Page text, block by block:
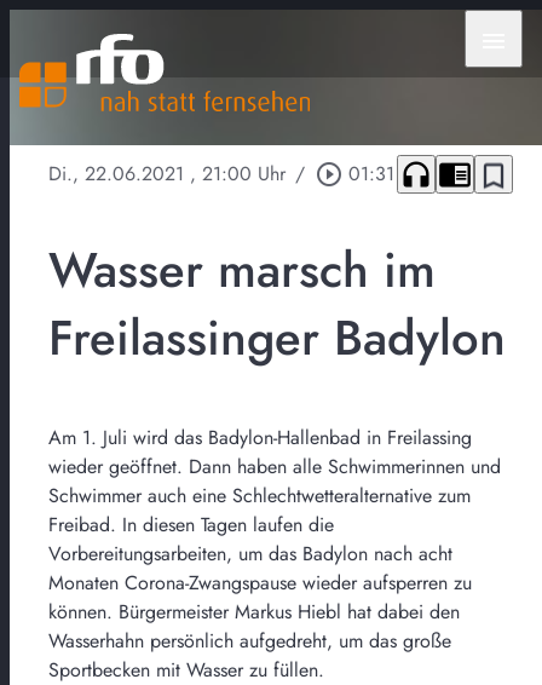
Di., 22.06.2021 , 21:00 Uhr / play_circle_outline 01:31 headphones chrome_reader_mode bookmark_border
Wasser marsch im
Freilassinger Badylon
Am 1. Juli wird das Badylon-Hallenbad in Freilassing
wieder geöffnet. Dann haben alle Schwimmerinnen und
Schwimmer auch eine Schlechtwetteralternative zum
Freibad. In diesen Tagen laufen die
Vorbereitungsarbeiten, um das Badylon nach acht
Monaten Corona-Zwangspause wieder aufsperren zu
können. Bürgermeister Markus Hiebl hat dabei den
Wasserhahn persönlich aufgedreht, um das große
Sportbecken mit Wasser zu füllen.